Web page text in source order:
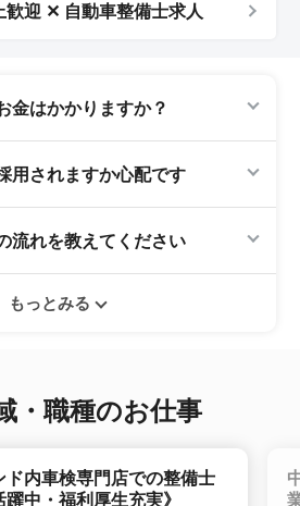
迎 ✕ 自動車整備士求人
金はかかりますか？
、転職希望者の方からは費用は
せん。
用されますか心配です
ています。60代・70代以上の
ありますので年齢に気負いせず
進んでください。
流れを教えてください
のお時間を頂きます。その後希
もっとみる
・職種のお仕事
ド内車検専門店での整備士
中・福利厚生充実》